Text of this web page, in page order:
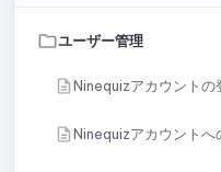
ユーザー管理
Ninequizアカウントの
Ninequizアカウントへ